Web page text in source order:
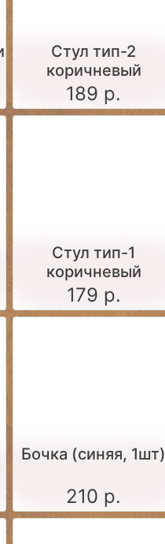
Стул тип-2
коричневый
189 р.
Стул тип-1
коричневый
179 р.
Бочка (синяя, 1шт)
210 р.